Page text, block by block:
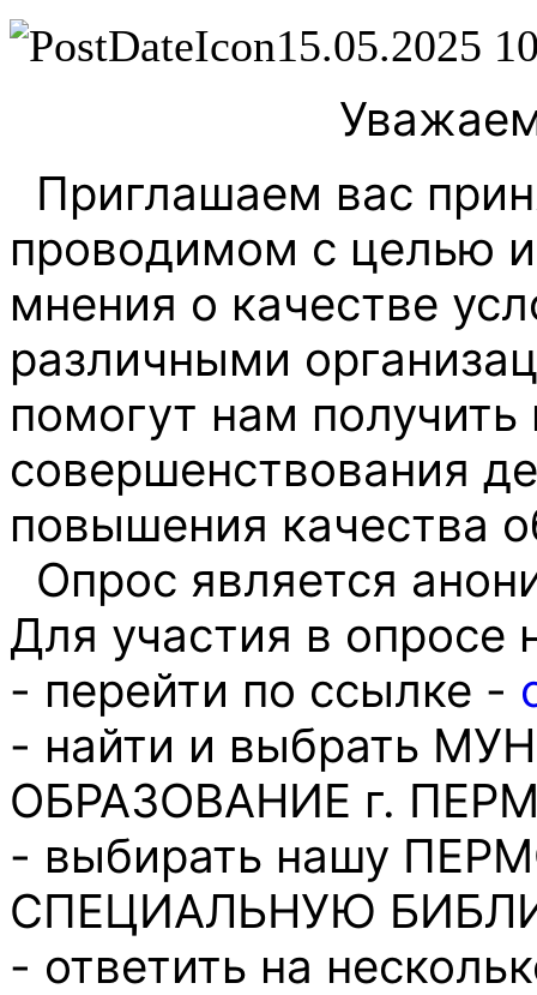
15.05.2025
Приглашаем вас
проводимом с целью
мнения о качестве
различными
помогут нам
совершенствования
повышения качества
Опрос является
Для участия в опросе
- перейти по ссылке -
- найти и выбрать
ОБРАЗОВАНИЕ г.
- выбирать нашу
СПЕЦИАЛЬНУЮ
-️ ответить на